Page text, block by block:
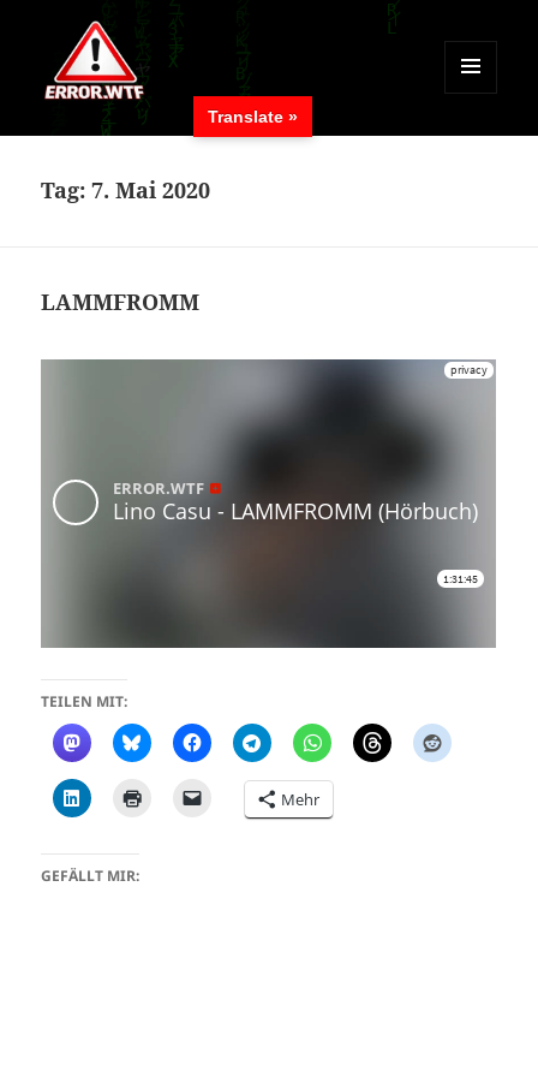
MENÜ
WIDGETS
Tag:7. Mai 2020
LAMMFROMM
TEILEN MIT:
Mehr
GEFÄLLT MIR:
Translate »